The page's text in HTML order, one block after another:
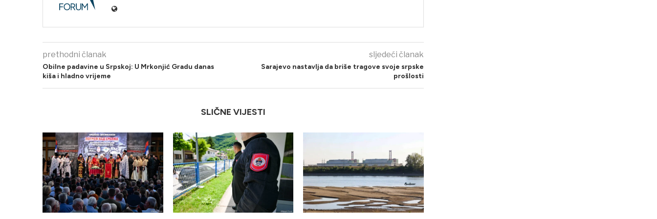
prethodni članak
Obilne padavine u Srpskoj: U Mrkonjić Gradu danas
kiša i hladno vrijeme
sljedeći članak
Sarajevo nastavlja da briše tragove svoje srpske
prošlosti
SLIČNE VIJESTI